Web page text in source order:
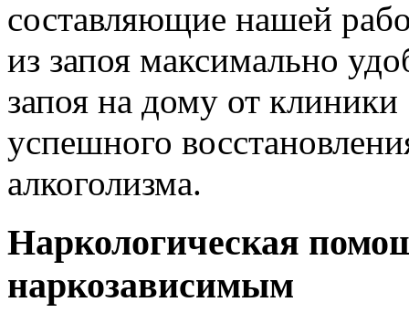
составляющие нашей
из запоя максимально
запоя на дому от
успешного
алкоголизма.
Наркологическая
наркозависимым